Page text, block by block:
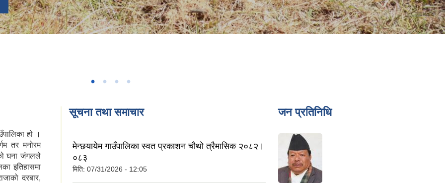
हो ।
तर मनोरम
घना जंगलले
इतिहासमा
दरबार,
सूचना तथा समाचार
मेन्छयायेम गाउँपालिका स्वत प्रकाशन चौथो त्रैमासिक २०८२।
०८३
मिति: 07/31/2026 - 12:05
जन प्रतिनिधि